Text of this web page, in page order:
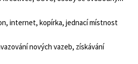
internet, kopírka, jednací místnost
nových vazeb, získávání